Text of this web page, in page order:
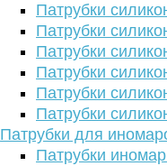
Патрубки
Патрубки
Патрубки
Патрубки
Патрубки
Патрубки
Патрубки для
Патрубки